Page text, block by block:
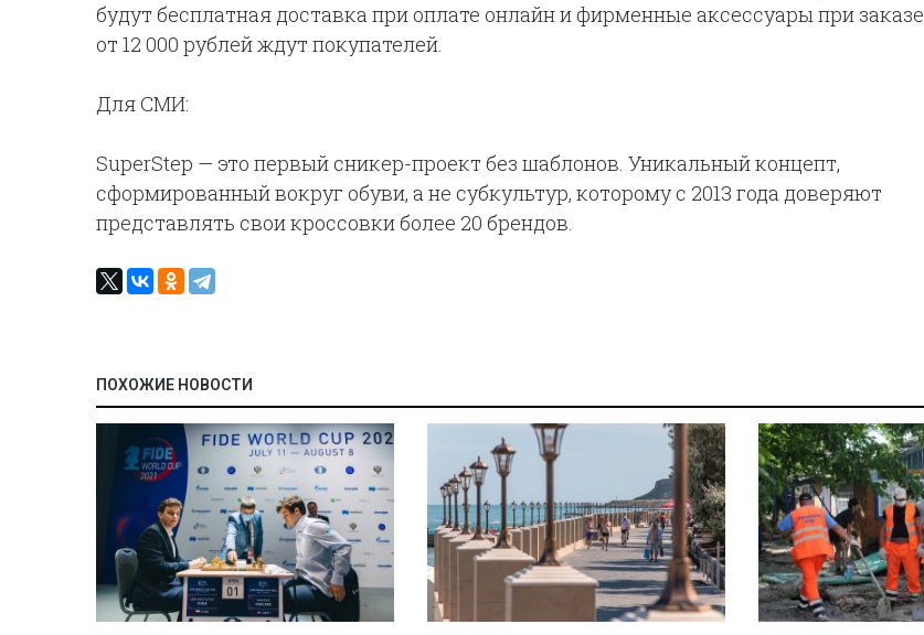
будут бесплатная доставка при оплате онлайн и фирменные аксессуары при заказе
от 12 000 рублей ждут покупателей.
Для СМИ:
SuperStep — это первый сникер-проект без шаблонов. Уникальный концепт,
сформированный вокруг обуви, а не субкультур, которому с 2013 года доверяют
представлять свои кроссовки более 20 брендов.
ПОХОЖИЕ НОВОСТИ